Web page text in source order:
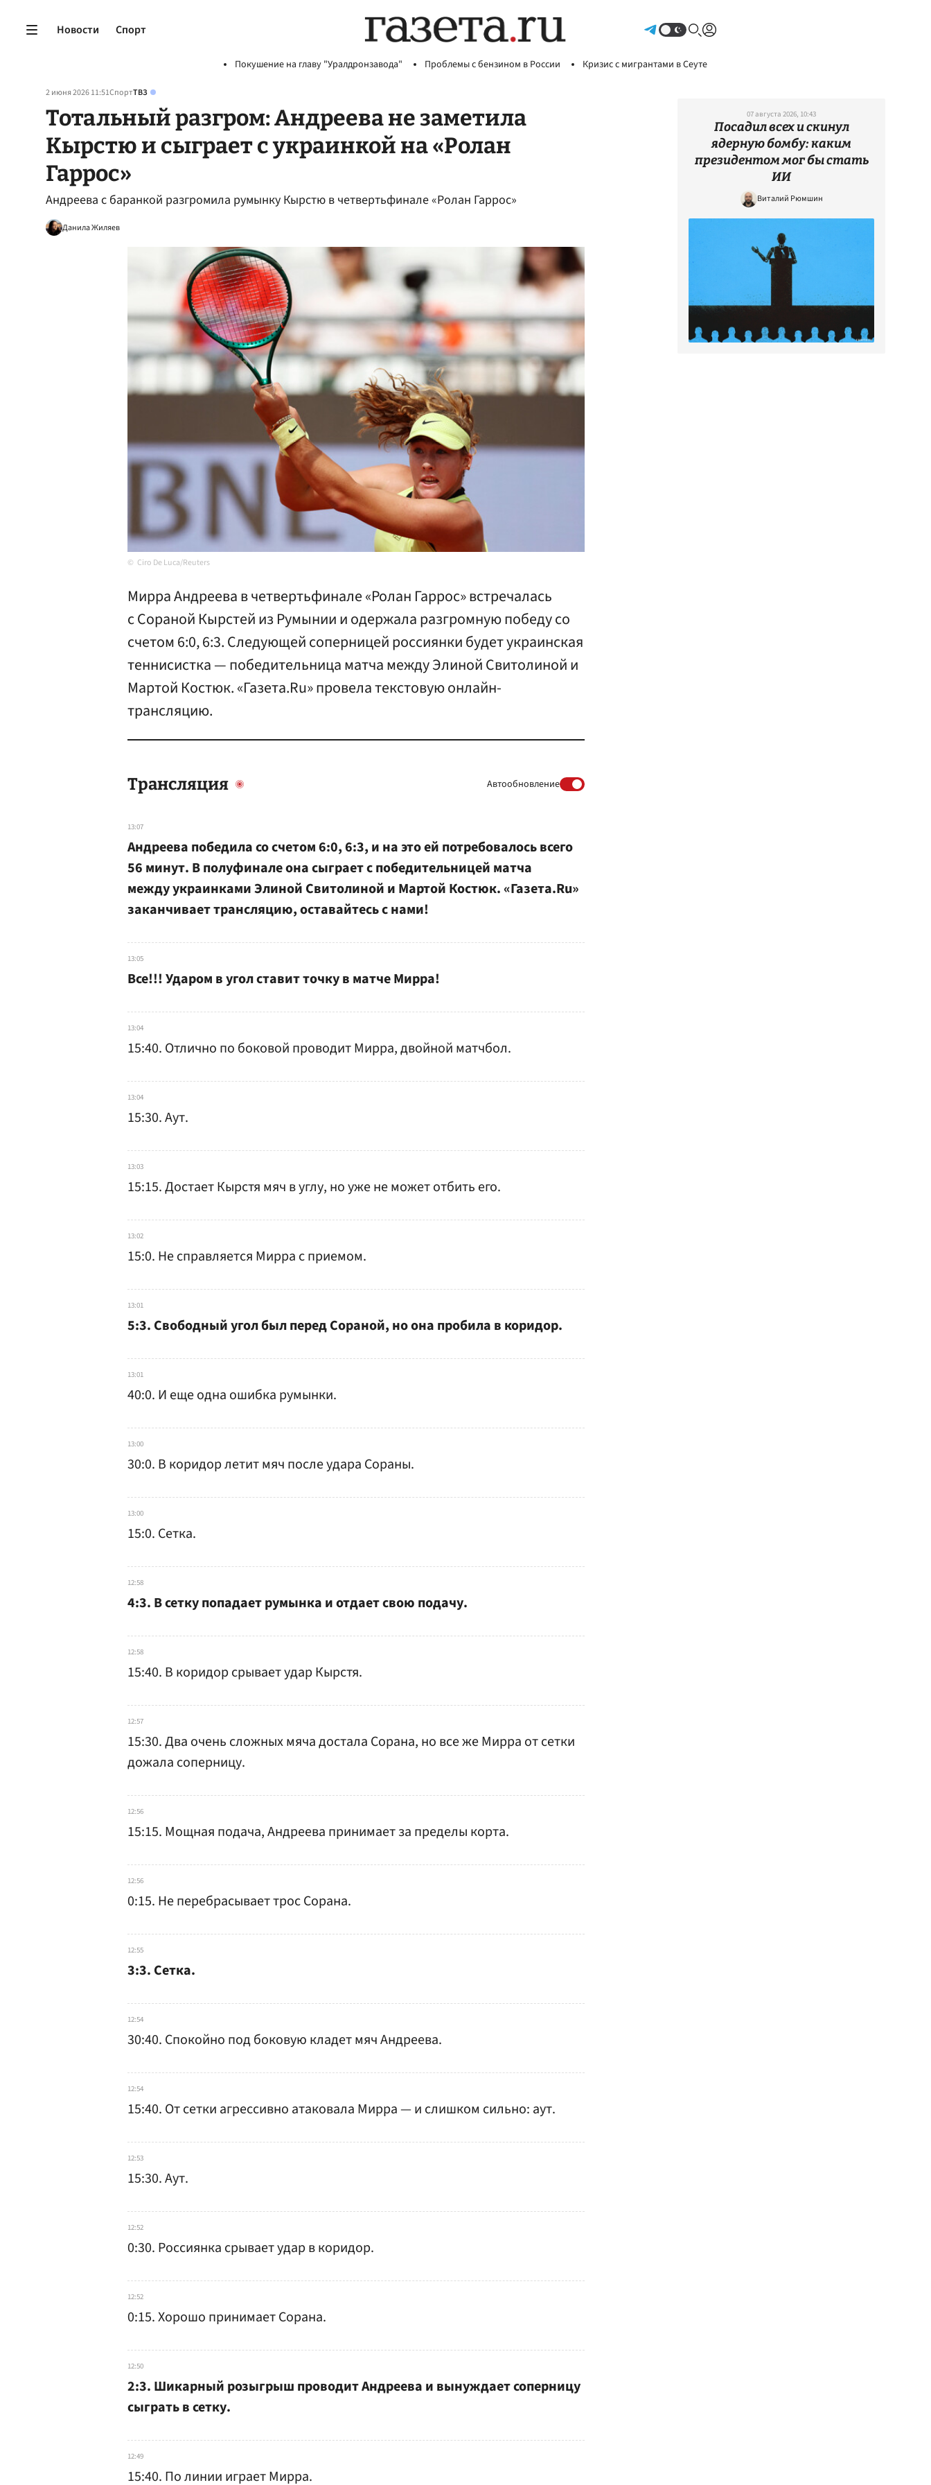
Новости Спорт
Покушение на главу "Уралдронзавода" Проблемы с бензином в России Кризис с мигрантами в Сеуте
2 июня 2026 11:51СпортТВЗ
Тотальный разгром: Андреева не заметила
Кырстю и сыграет с украинкой на «Ролан
Гаррос»
Андреева с баранкой разгромила румынку Кырстю в четвертьфинале «Ролан Гаррос»
Данила Жиляев
Ciro De Luca/Reuters
Мирра Андреева в четвертьфинале «Ролан Гаррос» встречалась
с Сораной Кырстей из Румынии и одержала разгромную победу со
счетом 6:0, 6:3. Следующей соперницей россиянки будет украинская
теннисистка — победительница матча между Элиной Свитолиной и
Мартой Костюк. «Газета.Ru» провела текстовую онлайн-
трансляцию.
Трансляция Автообновление
13:07
Андреева победила со счетом 6:0, 6:3, и на это ей потребовалось всего
56 минут. В полуфинале она сыграет с победительницей матча
между украинками Элиной Свитолиной и Мартой Костюк. «Газета.Ru»
заканчивает трансляцию, оставайтесь с нами!
13:05
Все!!! Ударом в угол ставит точку в матче Мирра!
13:04
15:40. Отлично по боковой проводит Мирра, двойной матчбол.
13:04
15:30. Аут.
13:03
15:15. Достает Кырстя мяч в углу, но уже не может отбить его.
13:02
15:0. Не справляется Мирра с приемом.
13:01
5:3. Свободный угол был перед Сораной, но она пробила в коридор.
13:01
40:0. И еще одна ошибка румынки.
13:00
30:0. В коридор летит мяч после удара Сораны.
13:00
15:0. Сетка.
12:58
4:3. В сетку попадает румынка и отдает свою подачу.
12:58
15:40. В коридор срывает удар Кырстя.
12:57
15:30. Два очень сложных мяча достала Сорана, но все же Мирра от сетки
дожала соперницу.
12:56
15:15. Мощная подача, Андреева принимает за пределы корта.
12:56
0:15. Не перебрасывает трос Сорана.
12:55
3:3. Сетка.
12:54
30:40. Спокойно под боковую кладет мяч Андреева.
12:54
15:40. От сетки агрессивно атаковала Мирра — и слишком сильно: аут.
12:53
15:30. Аут.
12:52
0:30. Россиянка срывает удар в коридор.
12:52
0:15. Хорошо принимает Сорана.
12:50
2:3. Шикарный розыгрыш проводит Андреева и вынуждает соперницу
сыграть в сетку.
12:49
15:40. По линии играет Мирра.
07 августа 2026, 10:43
Посадил всех и скинул
ядерную бомбу: каким
президентом мог бы стать
ИИ
Виталий Рюмшин